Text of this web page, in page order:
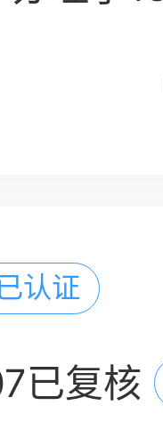
认证
已复核